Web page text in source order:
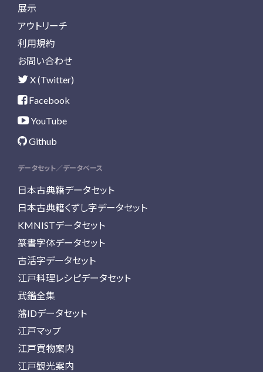
展示
アウトリーチ
利用規約
お問い合わせ
X (Twitter)
Facebook
YouTube
Github
データセット／データベース
日本古典籍データセット
日本古典籍くずし字データセット
KMNISTデータセット
篆書字体データセット
古活字データセット
江戸料理レシピデータセット
武鑑全集
藩IDデータセット
江戸マップ
江戸買物案内
江戸観光案内